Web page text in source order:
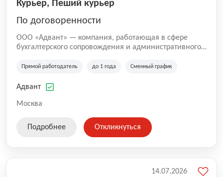
Курьер, Пеший курьер
По договоренности
ООО «Адвант» — компания, работающая в сфере
бухгалтерского сопровождения и административного
зарегистрирована в Санкт-Петербурге и
лиц и коммерческих организаций.
Прямой работодатель до 1 года Сменный график
Адвант
Москва
Подробнее Откликнуться
14.07.2026